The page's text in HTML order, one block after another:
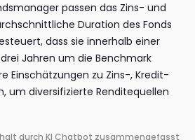
passen das Zins- und
Duration des Fonds
dass sie innerhalb einer
Jahren um die Benchmark
Einschätzungen zu Zins-, Kredit-
um diversifizierte Renditequellen
durch KI Chatbot zusammengefasst